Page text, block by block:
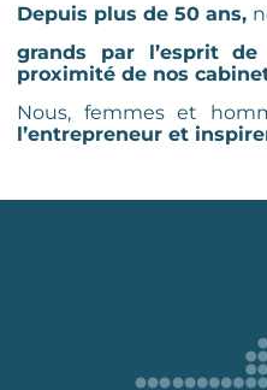
Depuis plus de 50 ans,
grands par l’esprit
proximité de nos
Nous, femmes et
l’entrepreneur et